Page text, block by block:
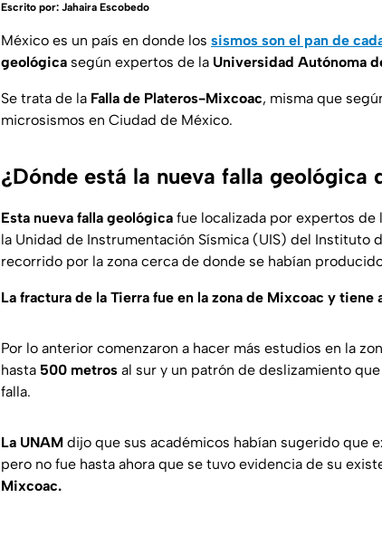
Escrito por: Jahaira Escobedo
México es un país en donde los sismos son el pan de
geológica según expertos de la Universidad Autónoma
Se trata de la Falla de Plateros-Mixcoac, misma que
microsismos en Ciudad de México.
¿Dónde está la nueva falla geológica
Esta nueva falla geológica fue localizada por expertos de
la Unidad de Instrumentación Sísmica (UIS) del Instituto
recorrido por la zona cerca de donde se habían
La fractura de la Tierra fue en la zona de Mixcoac y
Por lo anterior comenzaron a hacer más estudios en la
hasta 500 metros al sur y un patrón de deslizamiento
falla.
La UNAM dijo que sus académicos habían sugerido que
pero no fue hasta ahora que se tuvo evidencia de su
Mixcoac.